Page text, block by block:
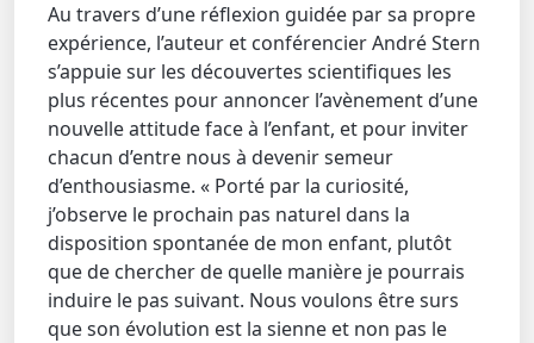
Au travers d’une réflexion guidée par sa propre
expérience, l’auteur et conférencier André Stern
s’appuie sur les découvertes scientifiques les
plus récentes pour annoncer l’avènement d’une
nouvelle attitude face à l’enfant, et pour inviter
chacun d’entre nous à devenir semeur
d’enthousiasme. « Porté par la curiosité,
j’observe le prochain pas naturel dans la
disposition spontanée de mon enfant, plutôt
que de chercher de quelle manière je pourrais
induire le pas suivant. Nous voulons être surs
que son évolution est la sienne et non pas le